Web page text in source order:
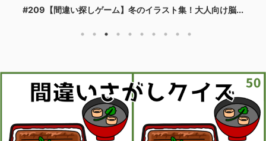
#209【間違い探しゲーム】冬のイラスト集！大人向け脳...